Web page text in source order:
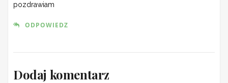
pozdrawiam
ODPOWIEDZ
Dodaj komentarz